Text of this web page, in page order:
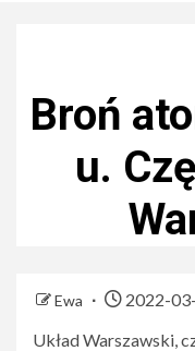
Broń
u.
Ewa
2022-
Układ Warszawski,